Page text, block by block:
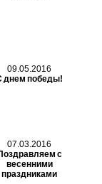
09.05.2016
днем победы!
07.03.2016
с
весенними
праздниками